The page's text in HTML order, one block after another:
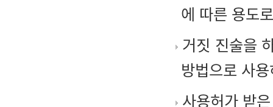
에 따른 용도
거짓 진술을
방법으로 사
사용허가 받